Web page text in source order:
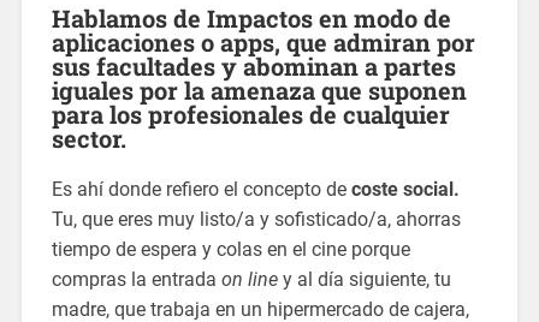
Hablamos de Impactos en modo de
aplicaciones o apps, que admiran por
sus facultades y abominan a partes
iguales por la amenaza que suponen
para los profesionales de cualquier
sector.
Es ahí donde refiero el concepto de coste social.
Tu, que eres muy listo/a y sofisticado/a, ahorras
tiempo de espera y colas en el cine porque
compras la entrada on liney al día siguiente, tu
madre, que trabaja en un hipermercado de cajera,